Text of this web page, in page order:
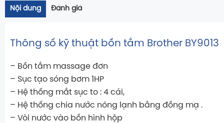
Nội dung Đánh giá
Thông số kỹ thuật bồn tắm Brother BY9013
– Bồn tắm massage đơn
– Sục tạo sóng bơm 1HP
– Hệ thống mắt sục to : 4 cái,
– Hệ thống chia nước nóng lạnh bằng đồng mạ .
– Vòi nước vào bồn hình hộp